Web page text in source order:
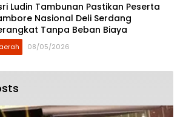
Ludin Tambunan Pastikan Peserta
Nasional Deli Serdang
Tanpa Beban Biaya
08/05/2026